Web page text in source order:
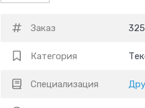
Заказ
Категория
Специализация